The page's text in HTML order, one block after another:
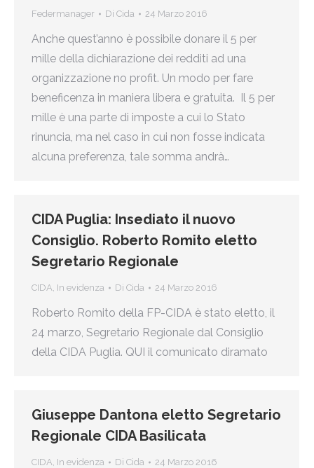
Federmanager Di Cida 24 Marzo 2016
Anche quest’anno è possibile donare il 5 per
mille della dichiarazione dei redditi ad una
organizzazione no profit. Un modo per fare
beneficenza in maniera libera e gratuita. Il 5 per
mille è una parte di imposte a cui lo Stato
rinuncia, ma nel caso in cui non fosse indicata
alcuna preferenza, tale somma andrà…
CIDA Puglia: Insediato il nuovo
Consiglio. Roberto Romito eletto
Segretario Regionale
CIDA, In evidenza Di Cida 24 Marzo 2016
Roberto Romito della FP-CIDA è stato eletto, il
24 marzo, Segretario Regionale dal Consiglio
della CIDA Puglia. QUI il comunicato diramato
Giuseppe Dantona eletto Segretario
Regionale CIDA Basilicata
CIDA, In evidenza Di Cida 24 Marzo 2016